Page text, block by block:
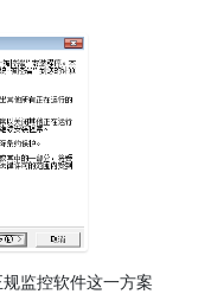
监控软件这一方案